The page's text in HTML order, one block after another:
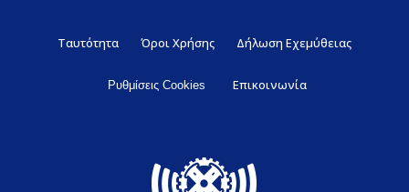
Ταυτότητα Όροι Χρήσης Δήλωση Εχεμύθειας
Ρυθμίσεις Cookies Επικοινωνία